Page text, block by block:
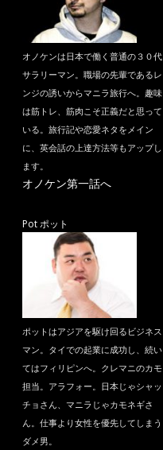
オノケンは日本で働く普通の３０代
サラリーマン。職場の先輩であるレ
ンジの誘いからマニラ旅行へ。趣味
は筋トレ、筋肉こそ正義だと思って
いる。旅行記や恋愛ネタをメイン
に、英会話の上達方法等もアップし
ます。
オノケン第一話へ
Pot ポット
ポットはアジアを駆け回るビジネス
マン。タイでの起業に成功し、続い
てはフィリピンへ。クレマニのカモ
担当。アラフォー。日本じゃシャッ
チョさん、マニラじゃカモネギさ
ん。仕事より女性を優先してしまう
ダメ男。